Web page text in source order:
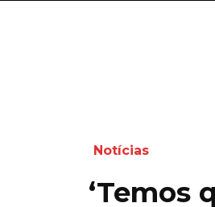
Notícias
‘Temos